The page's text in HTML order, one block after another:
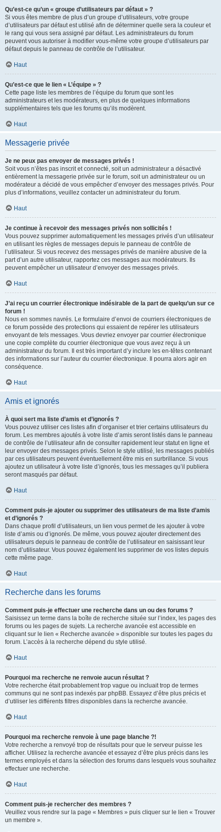
Qu’est-ce qu’un « groupe d’utilisateurs par défaut » ?
Si vous êtes membre de plus d’un groupe d’utilisateurs, votre groupe
d’utilisateurs par défaut est utilisé afin de déterminer quelle sera la couleur et
le rang qui vous sera assigné par défaut. Les administrateurs du forum
peuvent vous autoriser à modifier vous-même votre groupe d’utilisateurs par
défaut depuis le panneau de contrôle de l’utilisateur.
Haut
Qu’est-ce que le lien « L’équipe » ?
Cette page liste les membres de l’équipe du forum que sont les
administrateurs et les modérateurs, en plus de quelques informations
supplémentaires tels que les forums qu’ils modèrent.
Haut
Messagerie privée
Je ne peux pas envoyer de messages privés !
Soit vous n’êtes pas inscrit et connecté, soit un administrateur a désactivé
entièrement la messagerie privée sur le forum, soit un administrateur ou un
modérateur a décidé de vous empêcher d’envoyer des messages privés. Pour
plus d’informations, veuillez contacter un administrateur du forum.
Haut
Je continue à recevoir des messages privés non sollicités !
Vous pouvez supprimer automatiquement les messages privés d’un utilisateur
en utilisant les règles de messages depuis le panneau de contrôle de
l’utilisateur. Si vous recevez des messages privés de manière abusive de la
part d’un autre utilisateur, rapportez ces messages aux modérateurs. Ils
peuvent empêcher un utilisateur d’envoyer des messages privés.
Haut
J’ai reçu un courrier électronique indésirable de la part de quelqu’un sur ce
forum !
Nous en sommes navrés. Le formulaire d’envoi de courriers électroniques de
ce forum possède des protections qui essaient de repérer les utilisateurs
envoyant de tels messages. Vous devriez envoyer par courrier électronique
une copie complète du courrier électronique que vous avez reçu à un
administrateur du forum. Il est très important d’y inclure les en-têtes contenant
des informations sur l’auteur du courrier électronique. Il pourra alors agir en
conséquence.
Haut
Amis et ignorés
À quoi sert ma liste d’amis et d’ignorés ?
Vous pouvez utiliser ces listes afin d’organiser et trier certains utilisateurs du
forum. Les membres ajoutés à votre liste d’amis seront listés dans le panneau
de contrôle de l’utilisateur afin de consulter rapidement leur statut en ligne et
leur envoyer des messages privés. Selon le style utilisé, les messages publiés
par ces utilisateurs peuvent éventuellement être mis en surbrillance. Si vous
ajoutez un utilisateur à votre liste d’ignorés, tous les messages qu’il publiera
seront masqués par défaut.
Haut
Comment puis-je ajouter ou supprimer des utilisateurs de ma liste d’amis
et d’ignorés ?
Dans chaque profil d’utilisateurs, un lien vous permet de les ajouter à votre
liste d’amis ou d’ignorés. De même, vous pouvez ajouter directement des
utilisateurs depuis le panneau de contrôle de l’utilisateur en saisissant leur
nom d’utilisateur. Vous pouvez également les supprimer de vos listes depuis
cette même page.
Haut
Recherche dans les forums
Comment puis-je effectuer une recherche dans un ou des forums ?
Saisissez un terme dans la boîte de recherche située sur l’index, les pages des
forums ou les pages de sujets. La recherche avancée est accessible en
cliquant sur le lien « Recherche avancée » disponible sur toutes les pages du
forum. L’accès à la recherche dépend du style utilisé.
Haut
Pourquoi ma recherche ne renvoie aucun résultat ?
Votre recherche était probablement trop vague ou incluait trop de termes
communs qui ne sont pas indexés par phpBB. Essayez d’être plus précis et
d’utiliser les différents filtres disponibles dans la recherche avancée.
Haut
Pourquoi ma recherche renvoie à une page blanche ?!
Votre recherche a renvoyé trop de résultats pour que le serveur puisse les
afficher. Utilisez la recherche avancée et essayez d’être plus précis dans les
termes employés et dans la sélection des forums dans lesquels vous souhaitez
effectuer une recherche.
Haut
Comment puis-je rechercher des membres ?
Veuillez vous rendre sur la page « Membres » puis cliquer sur le lien « Trouver
un membre ».